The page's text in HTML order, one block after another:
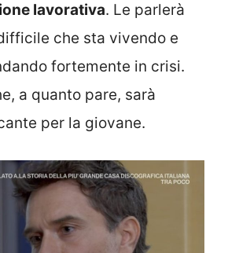
lavorativa. Le parlerà
che sta vivendo e
fortemente in crisi.
a quanto pare, sarà
per la giovane.